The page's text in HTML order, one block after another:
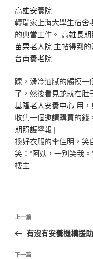
高雄安養院
轉瑞家上海大學生宿舍
的典當工作。 高雄長期
苗栗老人院 主帖得到的
台南養老院
踝，滑冷油膩的觸摸一
了，然後看見蛇就在肚
基隆老人安養中心 用
收集一個邀請購買的錢
期照護舉報 |
換好衣服的李佳明，笑
笑：“阿姨，一別笑我
樓主
文
導
覽
上
一
文
上一篇
有沒有安養機構援
下
下一篇